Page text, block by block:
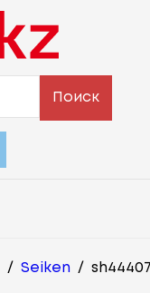
Поиск
/ Seiken /